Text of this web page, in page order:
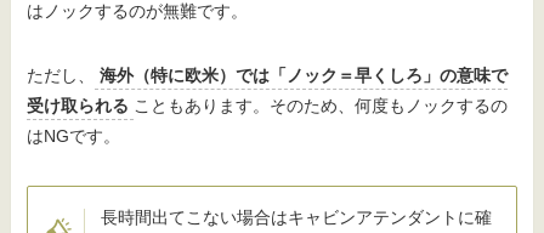
はノックするのが無難です。
ただし、
海外（特に欧米）では「ノック＝早くしろ」の意味で
受け取られる こともあります。そのため、何度もノックするの
はNGです。
長時間出てこない場合はキャビンアテンダントに確